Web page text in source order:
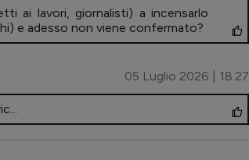
ai lavori, giornalisti) a incensarlo
e adesso non viene confermato?
05 Luglio 2026 | 18.27